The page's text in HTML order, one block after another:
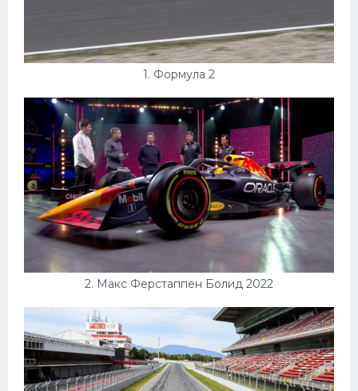
1. Формула 2
2. Макс Ферстаппен Болид 2022
Велогонки
Конькобежный спорт
Тренажеры
Интерьеры квартир